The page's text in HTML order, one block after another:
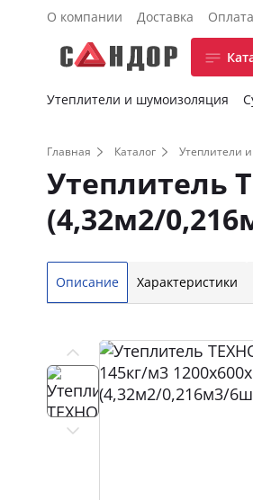
О компании Доставка Оплата
Утеплители и шумоизоляция
Главная Каталог Утеплители
Утеплитель
(4,32м2/
Описание Характеристики